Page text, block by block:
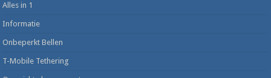
Alles in 1
Informatie
Onbeperkt Bellen
T-Mobile Tethering